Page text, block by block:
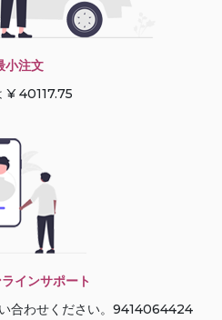
小注文
¥ 40117.75
インサポート
合わせください。9414064424